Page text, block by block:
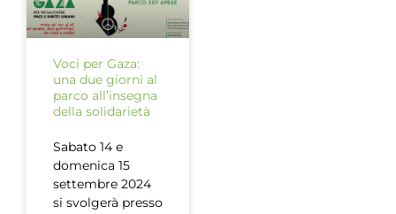
Voci per Gaza:
una due giorni al
parco all’insegna
della solidarietà
Sabato 14 e
domenica 15
settembre 2024
si svolgerà presso